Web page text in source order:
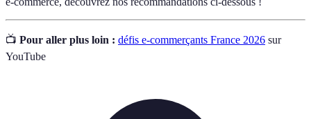
📺 Pour aller plus loin : défis e-commerçants France 2026 sur
YouTube